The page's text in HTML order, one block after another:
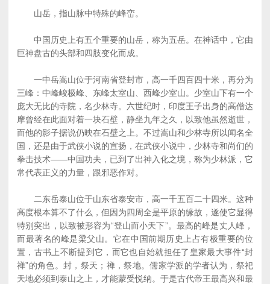
山岳，指山脉中特殊的峰峦。
中国历史上有五个重要的山岳，称为五岳。在神话中，它由
巨神盘古的头部和四肢变化而成。
一中岳嵩山位于河南省登封市，高一千四百四十米，再分为
三峰：中峰峻极峰、东峰太室山、西峰少室山。少室山下有一个
庞大无比的寺院，名少林寺。六世纪时，印度王子出身的高僧达
摩曾经在此面对着一块石壁，静坐九年之久，以致他虽然逝世，
而他的影子据说仍映在石壁之上。不过嵩山和少林寺所以闻名全
国，还是由于武侠小说的宣扬，在武侠小说中，少林寺和尚们的
拳击技术——中国功夫，已到了出神入化之境，称为少林派，它
常代表正义的力量，跟邪恶作对。
二东岳泰山位于山东省泰安市，高一千五百二十四米。这种
高度根本算不了什么，但因为四周全是平原的缘故，遂使它显得
特别突出，以致被形容为“登山而小天下”。最高的峰是丈人峰，
而最著名的峰是梁父山。它在中国前期历史上占有极重要的位
置，古书上不断提到它，而它也自始就担任了皇家最大事件“封
禅”的角色。封，祭天；禅，祭地。儒家学派的学者认为，祭祀
天地必须到泰山之上，才能蒙受悦纳。于是古代帝王最高兴和最